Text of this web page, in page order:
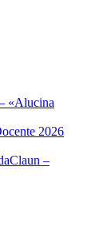
«Alucina
2026
–